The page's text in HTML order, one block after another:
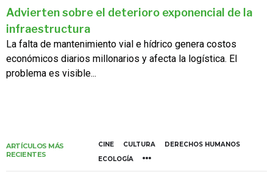
Advierten sobre el deterioro exponencial de la
infraestructura
La falta de mantenimiento vial e hídrico genera costos
económicos diarios millonarios y afecta la logística. El
problema es visible...
ARTÍCULOS MÁS
RECIENTES
CINE CULTURA
DERECHOS HUMANOS
ECOLOGÍA